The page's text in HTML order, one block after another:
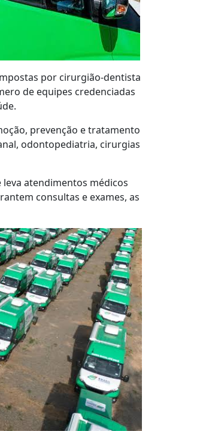
por cirurgião-dentista
de equipes credenciadas
prevenção e tratamento
odontopediatria, cirurgias
leva atendimentos médicos
consultas e exames, as